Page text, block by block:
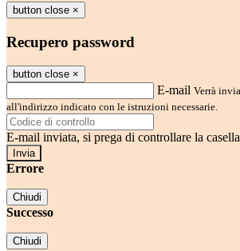
button close ×
Recupero password
button close ×
E-mail Verrà
all'indirizzo indicato con le istruzioni necessarie.
E-mail inviata, si prega di controllare la
Errore
Chiudi
Successo
Chiudi